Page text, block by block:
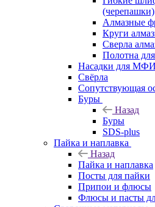
(черепашки)
Алмазные
Круги
Сверла
Полотна
Насадки для МФИ
Свёрла
Сопутствующая
Буры
Назад
Буры
SDS-plus
Пайка и наплавка
Назад
Пайка и наплавка
Посты для пайки
Припои и флюсы
Флюсы и пасты